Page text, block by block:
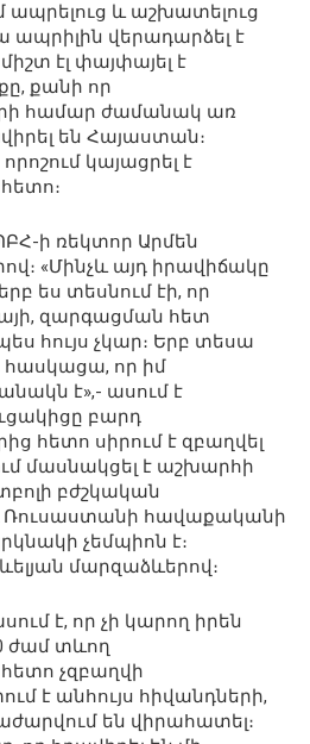
ապրելուց և աշխատելուց
վերադարձել է
էլ փայփայել է
քանի որ
համար ժամանակ առ
են Հայաստան։
կայացրել է
ի ռեկտոր Արմեն
«Մինչև այդ իրավիճակը
ես տեսնում էի, որ
զարգացման հետ
հույս չկար։ Երբ տեսա
հասկացա, որ իմ
է»,- ասում է
բարդ
հետո սիրում է զբաղվել
մասնակցել է աշխարհի
բժշկական
հավաքականի
չեմպիոն է։
մարզաձևերով։
է, որ չի կարող իրեն
ժամ տևող
չզբաղվի
է անհույս հիվանդների,
են վիրահատել։